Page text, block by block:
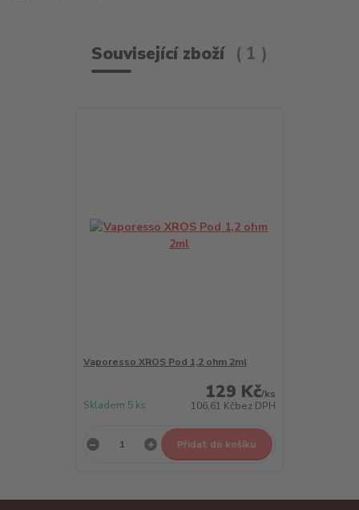
Související zboží 1
Vaporesso XROS Pod 1,2 ohm 2ml
129 Kč/ks
106,61 Kčbez DPH
Skladem 5 ks
Přidat do košíku